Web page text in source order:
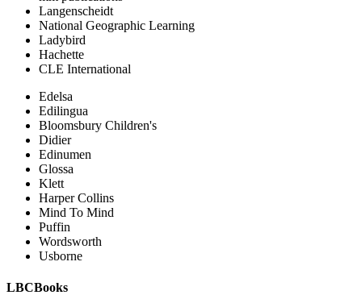
Langenscheidt
National Geographic Learning
Ladybird
Hachette
CLE International
Edelsa
Edilingua
Bloomsbury Children's
Didier
Edinumen
Glossa
Klett
Harper Collins
Mind To Mind
Puffin
Wordsworth
Usborne
LBCBooks